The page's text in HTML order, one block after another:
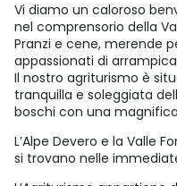
Vi diamo un caloroso
nel comprensorio della
Pranzi e cene, merende
appassionati di
Il nostro agriturismo è
tranquilla e soleggiata
boschi con una
L’Alpe Devero e la Valle
si trovano nelle